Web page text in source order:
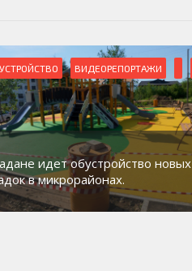
ВИДЕОРЕПОРТАЖИ
идет обустройство
в микрорайонах.